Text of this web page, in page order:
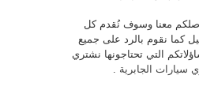
معنا وسوف نُقدم كل
كما نقوم بالرد على جميع
التي تحتاجونها نشتري
سيارات الجابرية